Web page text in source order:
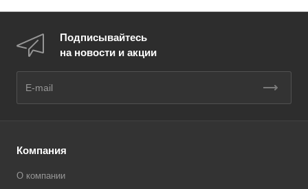
Подписывайтесь
на новости и акции
Компания
О компании